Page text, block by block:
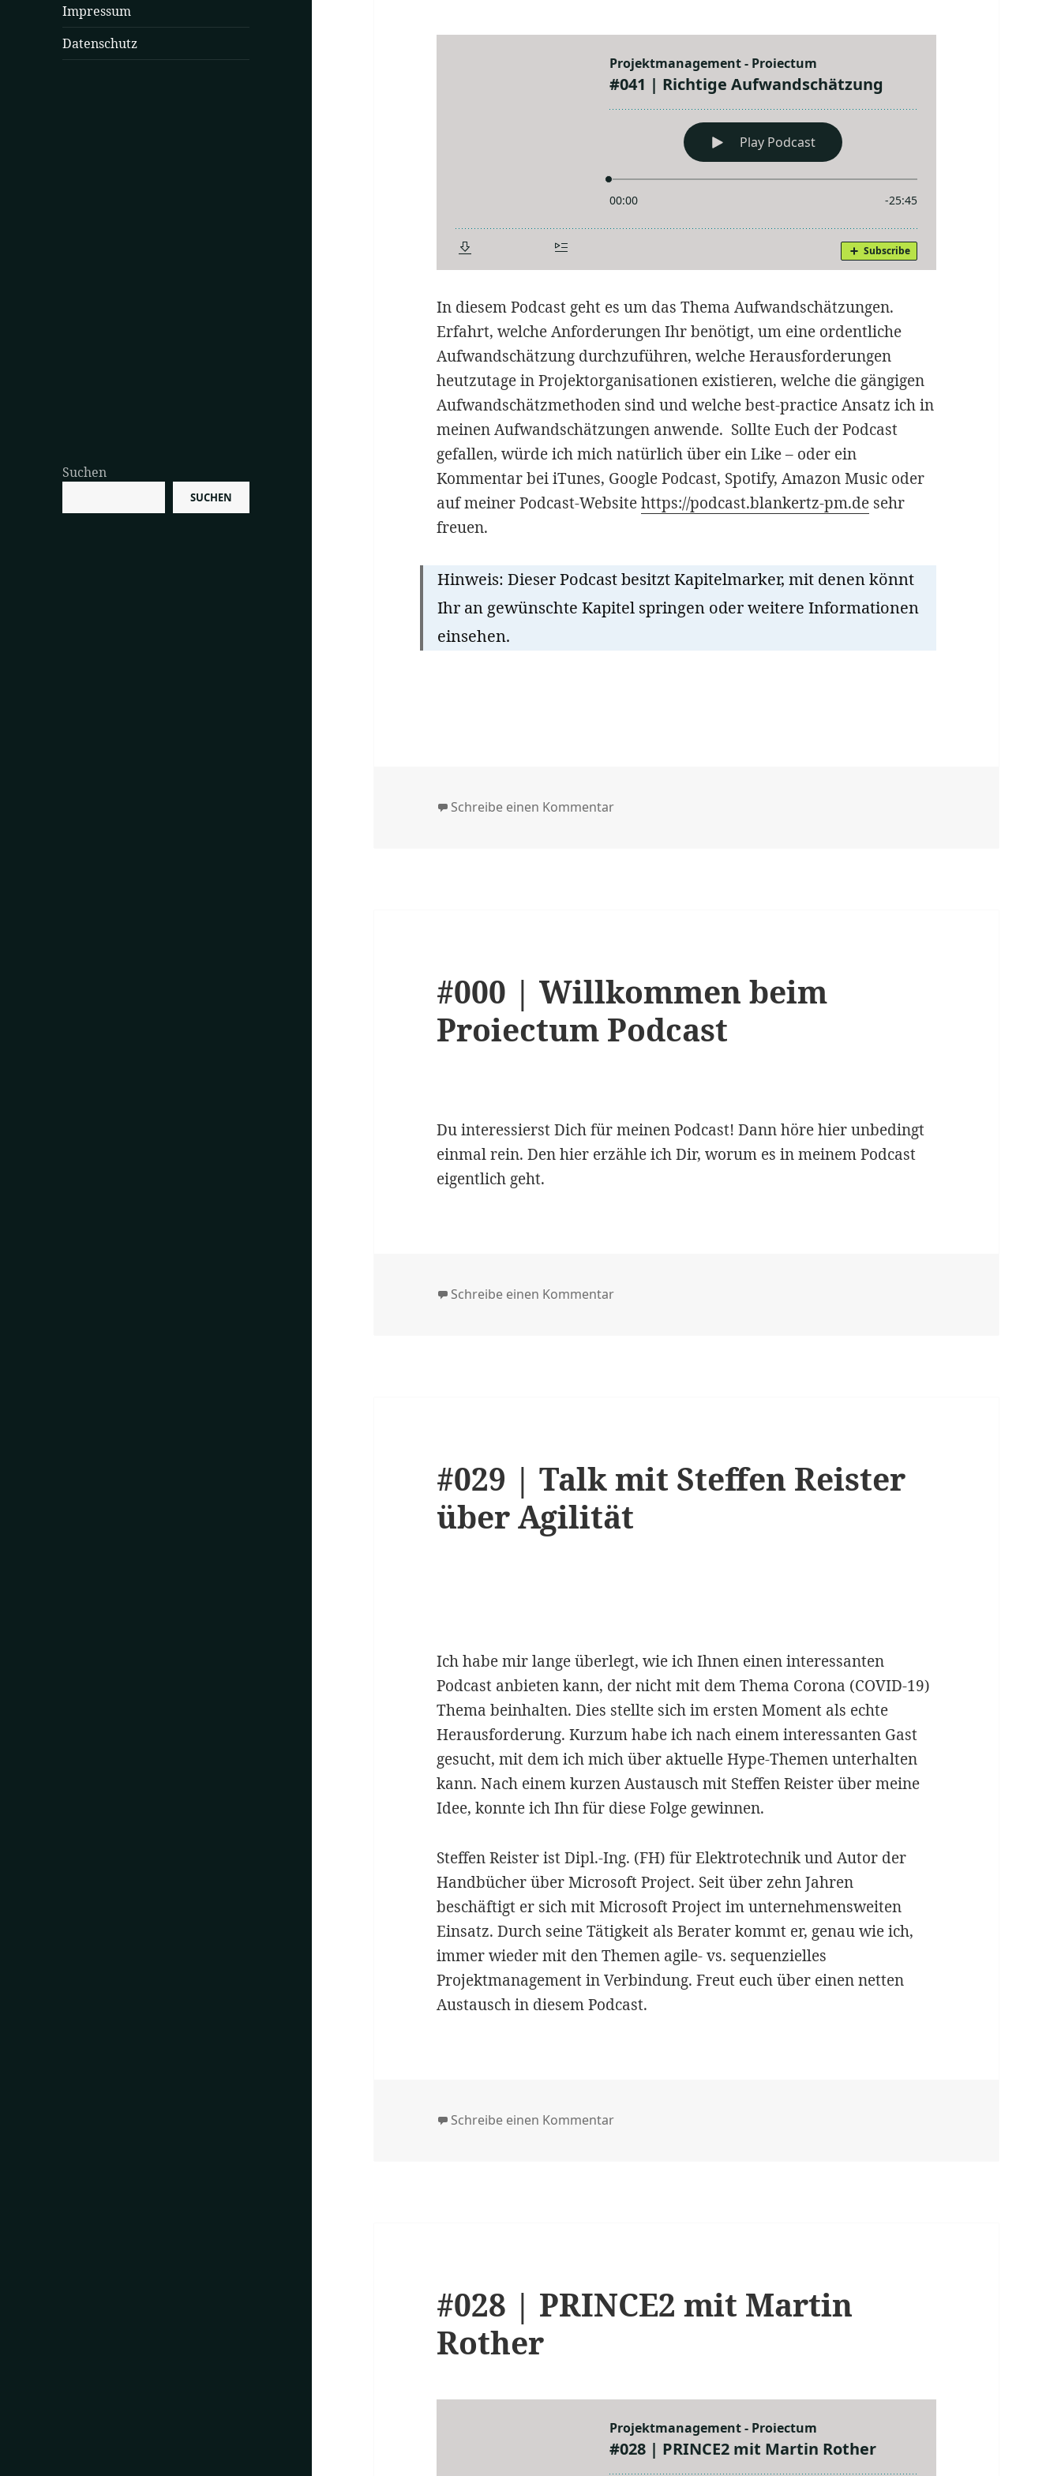
Impressum
Datenschutz
Suchen
SUCHEN
In diesem Podcast geht es um das Thema Aufwandschätzungen.
Erfahrt, welche Anforderungen Ihr benötigt, um eine ordentliche
Aufwandschätzung durchzuführen, welche Herausforderungen
heutzutage in Projektorganisationen existieren, welche die gängigen
Aufwandschätzmethoden sind und welche best-practice Ansatz ich in
meinen Aufwandschätzungen anwende. Sollte Euch der Podcast
gefallen, würde ich mich natürlich über ein Like – oder ein
Kommentar bei iTunes, Google Podcast, Spotify, Amazon Music oder
auf meiner Podcast-Websitehttps://podcast.blankertz-pm.de sehr
freuen.
Hinweis: Dieser Podcast besitzt Kapitelmarker, mit denen könnt
Ihr an gewünschte Kapitel springen oder weitere Informationen
einsehen.
Schreibe einen Kommentarzu #041 | Richtige Aufwandschätzung
#000 | Willkommen beim
Proiectum Podcast
Du interessierst Dich für meinen Podcast! Dann höre hier unbedingt
einmal rein. Den hier erzähle ich Dir, worum es in meinem Podcast
eigentlich geht.
Schreibe einen Kommentarzu #000 | Willkommen beim Proiectum Podcast
#029 | Talk mit Steffen Reister
über Agilität
Ich habe mir lange überlegt, wie ich Ihnen einen interessanten
Podcast anbieten kann, der nicht mit dem Thema Corona (COVID-19)
Thema beinhalten. Dies stellte sich im ersten Moment als echte
Herausforderung. Kurzum habe ich nach einem interessanten Gast
gesucht, mit dem ich mich über aktuelle Hype-Themen unterhalten
kann. Nach einem kurzen Austausch mit Steffen Reister über meine
Idee, konnte ich Ihn für diese Folge gewinnen.
Steffen Reister ist Dipl.-Ing. (FH) für Elektrotechnik und Autor der
Handbücher über Microsoft Project. Seit über zehn Jahren
beschäftigt er sich mit Microsoft Project im unternehmensweiten
Einsatz. Durch seine Tätigkeit als Berater kommt er, genau wie ich,
immer wieder mit den Themen agile- vs. sequenzielles
Projektmanagement in Verbindung. Freut euch über einen netten
Austausch in diesem Podcast.
Schreibe einen Kommentarzu #029 | Talk mit Steffen Reister über Agilität
#028 | PRINCE2 mit Martin
Rother